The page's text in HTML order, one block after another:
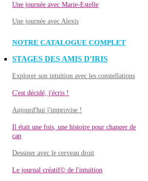
Une journée avec Marie-Estelle
Une journée avec Alexis
NOTRE CATALOGUE COMPLET
STAGES DES AMIS D'IRIS
Explorer son intuition avec les constellations
C'est décidé, j'écris !
Aujourd'hui j'improvise !
Il était une fois, une histoire pour changer de
cap
Dessiner avec le cerveau droit
Le journal créatif© de l'intuition